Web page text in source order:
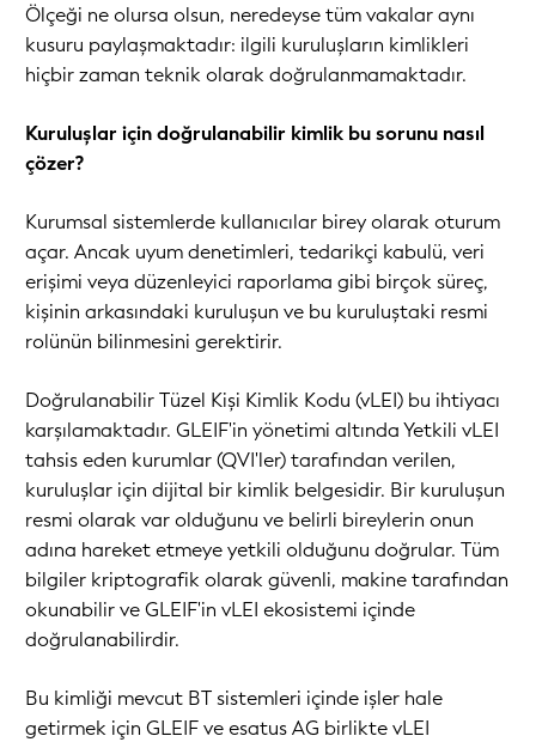
Ölçeği ne olursa olsun, neredeyse tüm vakalar aynı
kusuru paylaşmaktadır: ilgili kuruluşların kimlikleri
hiçbir zaman teknik olarak doğrulanmamaktadır.
Kuruluşlar için doğrulanabilir kimlik bu sorunu nasıl
çözer?
Kurumsal sistemlerde kullanıcılar birey olarak oturum
açar. Ancak uyum denetimleri, tedarikçi kabulü, veri
erişimi veya düzenleyici raporlama gibi birçok süreç,
kişinin arkasındaki kuruluşun ve bu kuruluştaki resmi
rolünün bilinmesini gerektirir.
Doğrulanabilir Tüzel Kişi Kimlik Kodu (vLEI) bu ihtiyacı
karşılamaktadır. GLEIF'in yönetimi altında Yetkili vLEI
tahsis eden kurumlar (QVI'ler) tarafından verilen,
kuruluşlar için dijital bir kimlik belgesidir. Bir kuruluşun
resmi olarak var olduğunu ve belirli bireylerin onun
adına hareket etmeye yetkili olduğunu doğrular. Tüm
bilgiler kriptografik olarak güvenli, makine tarafından
okunabilir ve GLEIF'in vLEI ekosistemi içinde
doğrulanabilirdir.
Bu kimliği mevcut BT sistemleri içinde işler hale
getirmek için GLEIF ve esatus AG birlikte vLEI